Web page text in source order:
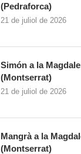
(Pedraforca)
21 de juliol de 2026
Simón a la
(Montserrat)
21 de juliol de 2026
Mangrà a la
(Montserrat)